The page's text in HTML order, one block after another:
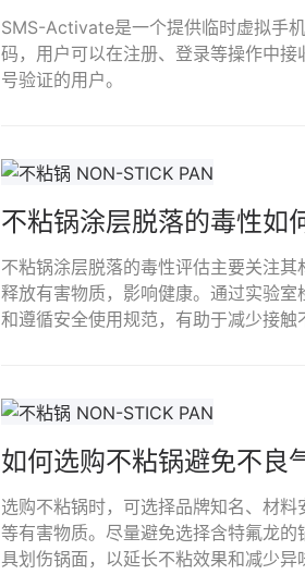
SMS-Activate是一个提供临时虚拟手
码，用户可以在注册、登录等操作中
号验证的用户。
不粘锅涂层脱落的毒性如
不粘锅涂层脱落的毒性评估主要关注
释放有害物质，影响健康。通过实验
和遵循安全使用规范，有助于减少接触
如何选购不粘锅避免不良
选购不粘锅时，可选择品牌知名、材
等有害物质。尽量避免选择含特氟龙
具划伤锅面，以延长不粘效果和减少异